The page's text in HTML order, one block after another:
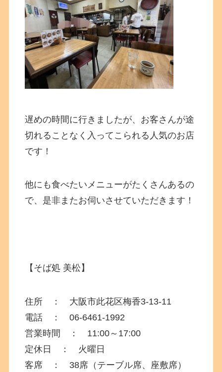
遅めの時間に行きましたが、お客さんが途
切れることなく入ってこられる人気のお店
です！
他にも食べたいメニューがたくさんあるの
で、是非またお伺いさせていただきます！
【そば処 美松】
住所 ： 大阪市此花区梅香3-13-11
電話 ： 06-6461-1992
営業時間 ： 11:00～17:00
定休日 ： 火曜日
客席 ： 38席（テーブル席、座敷席）